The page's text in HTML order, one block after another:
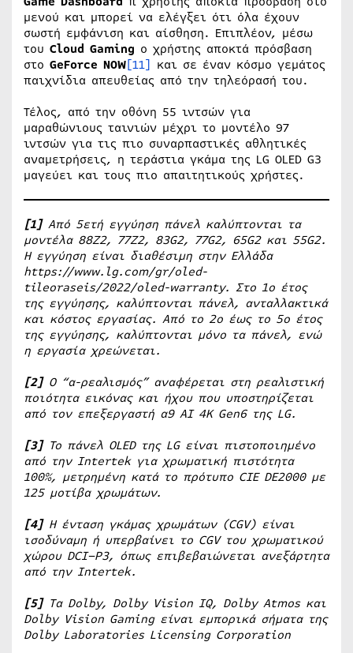
μενού και μπορεί να ελέγξει ότι όλα έχουν
σωστή εμφάνιση και αίσθηση. Επιπλέον, μέσω
του Cloud Gaming ο χρήστης αποκτά πρόσβαση
στο GeForce NOW[11] και σε έναν κόσμο γεμάτος
παιχνίδια απευθείας από την τηλεόρασή του.
Τέλος, από την οθόνη 55 ιντσών για
μαραθώνιους ταινιών μέχρι το μοντέλο 97
ιντσών για τις πιο συναρπαστικές αθλητικές
αναμετρήσεις, η τεράστια γκάμα της LG OLED G3
μαγεύει και τους πιο απαιτητικούς χρήστες.
[1]Από 5ετή εγγύηση πάνελ καλύπτονται τα
μοντέλα 88Z2, 77Z2, 83G2, 77G2, 65G2 και 55G2.
Η εγγύηση είναι διαθέσιμη στην Ελλάδα
https://www.lg.com/gr/oled-
tileoraseis/2022/oled-warranty. Στο 1ο έτος
της εγγύησης, καλύπτονται πάνελ, ανταλλακτικά
και κόστος εργασίας. Από το 2ο έως το 5ο έτος
της εγγύησης, καλύπτονται μόνο τα πάνελ, ενώ
η εργασία χρεώνεται.
[2]Ο “α-ρεαλισμός” αναφέρεται στη ρεαλιστική
ποιότητα εικόνας και ήχου που υποστηρίζεται
από τον επεξεργαστή α9 AI4K Gen6 της LG.
[3]Το πάνελ OLEDτης LGείναι πιστοποιημένο
από την Intertekγια χρωματική πιστότητα
100%, μετρημένη κατά το πρότυπο CIE DE2000 με
125 μοτίβα χρωμάτων.
[4]Η ένταση γκάμας χρωμάτων (CGV) είναι
ισοδύναμη ή υπερβαίνει το CGVτου χρωματικού
χώρου DCI–P3, όπως επιβεβαιώνεται ανεξάρτητα
από την Intertek.
[5] ΤαDolby, Dolby Vision IQ, Dolby Atmos και
Dolby Vision Gaming είναι εμπορικά σήματα της
Dolby Laboratories Licensing Corporation